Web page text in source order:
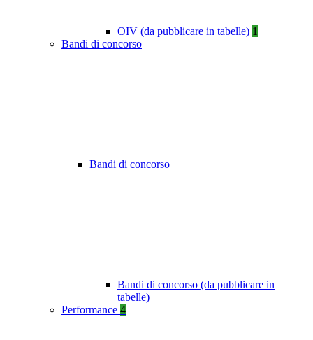
OIV (da pubblicare in tabelle) 1
Bandi di concorso
Bandi di concorso
Bandi di concorso (da pubblicare in
tabelle)
Performance 4